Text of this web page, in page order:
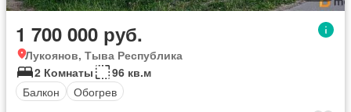
1 700 000 руб.
Лукоянов, Тыва Республика
2 Комнаты
96 кв.м
Балкон
Обогрев